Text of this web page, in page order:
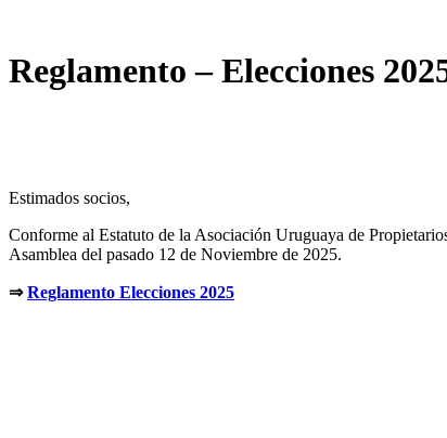
Reglamento – Elecciones
Estimados socios,
Conforme al Estatuto de la Asociación Uruguaya de
Asamblea del pasado 12 de Noviembre de 2025.
⇒Reglamento Elecciones 2025